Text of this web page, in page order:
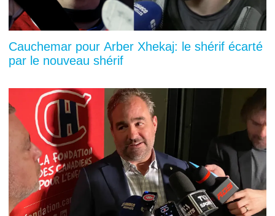
Cauchemar pour Arber Xhekaj: le shérif écarté
par le nouveau shérif